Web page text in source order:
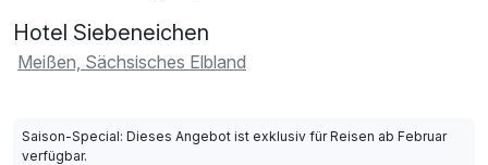
Hotel Siebeneichen
Meißen, Sächsisches Elbland
Saison-Special: Dieses Angebot ist exklusiv für Reisen ab Februar
verfügbar.